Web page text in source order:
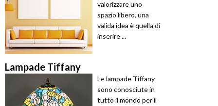
valorizzare uno
spazio libero, una
valida idea è quella di
inserire ...
Lampade Tiffany
Le lampade Tiffany
sono conosciute in
tutto il mondo per il